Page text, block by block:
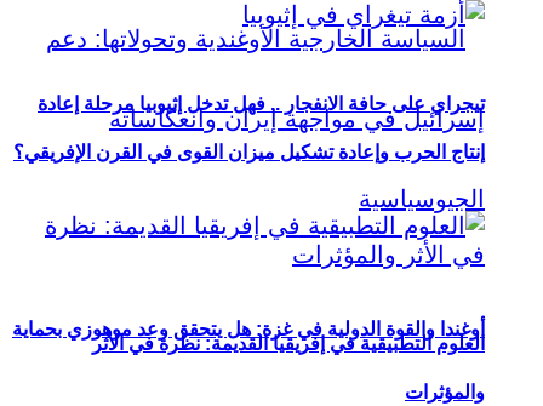
أوغندا والقوة الدولية في غزة: هل يتحقق وعد موهوزي بحماية
تيجراي على حافة الانفجار .. فهل تدخل إثيوبيا مرحلة إعادة
إنتاج الحرب وإعادة تشكيل ميزان القوى في القرن الإفريقي؟
العلوم التطبيقية في إفريقيا القديمة: نظرة في الأثر
والمؤثرات